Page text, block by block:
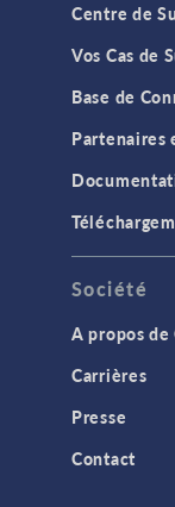
Centre de
Vos Cas de
Base de
Partenaires
Société
A propos de
Carrières
Presse
Contact